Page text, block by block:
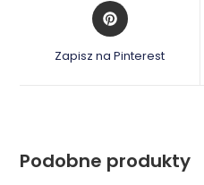
Opens
in
Zapisz na Pinterest
Podobne produkty